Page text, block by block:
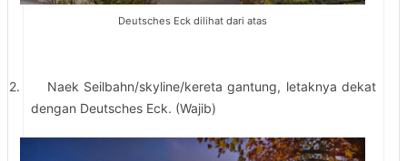
Deutsches Eck dilihat dari atas
2.
Naek Seilbahn/skyline/kereta gantung, letaknya dekat
dengan Deutsches Eck. (Wajib)